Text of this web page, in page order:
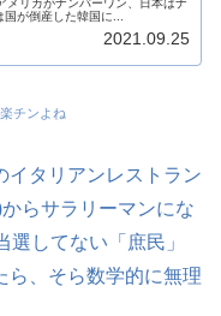
メリカがナンバーワン、日本はナ
が倒産した韓国に...
2021.09.25
チンよね
イタリアンレストラン
らサラリーマンにな
してない「庶民」
ら、そら数学的に無理